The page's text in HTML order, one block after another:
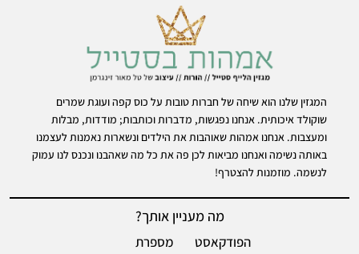
המגזין שלנו הוא שיחה של חברות טובות על כוס קפה ועוגת שמרים
שוקולד איכותית. אנחנו נפגשות, מדברות וכותבות; מודדות, מבלות
ומעצבות. אנחנו אמהות שאוהבות את הילדים ונשארות נאמנות לעצמנו
באותה נשימה ואנחנו מביאות לכן פה את כל מה שאהבנו ונכנס לנו עמוק
לנשמה. מוזמנות להצטרף!
מה מעניין אותך?
הפודקאסט
מספרת